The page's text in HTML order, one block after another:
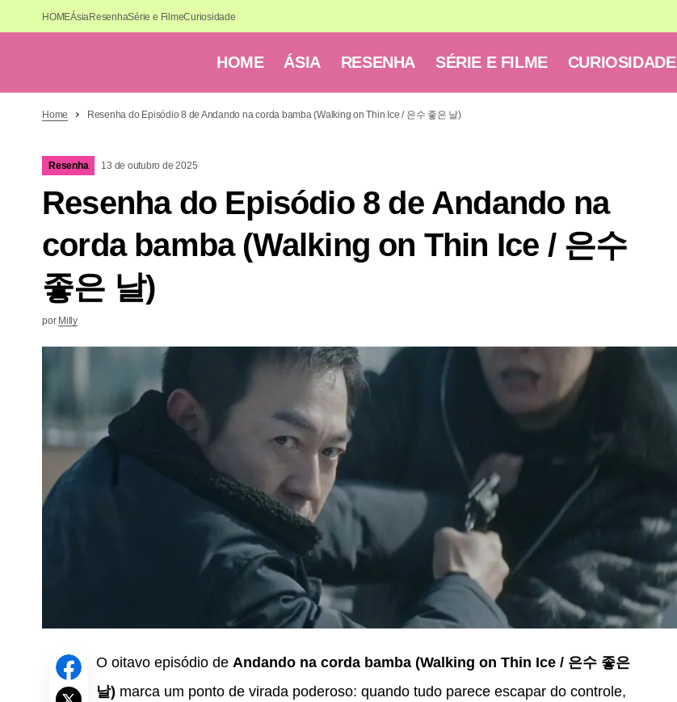
HOMEÁsiaResenhaSérie e FilmeCuriosidade
HOME ÁSIA RESENHA SÉRIE E FILME CURIOSIDADE
Home Resenha do Episódio 8 de Andando na corda bamba (Walking on Thin Ice / 은수 좋은 날)
Resenha 13 de outubro de 2025
Resenha do Episódio 8 de Andando na
corda bamba (Walking on Thin Ice / 은수
좋은 날)
por Milly
O oitavo episódio de Andando na corda bamba (Walking on Thin Ice / 은수 좋은
날) marca um ponto de virada poderoso: quando tudo parece escapar do controle,